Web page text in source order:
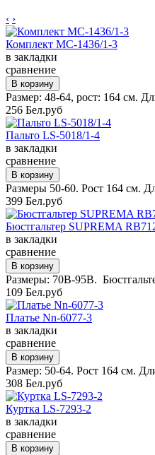
‹ ›
Комплект MC-1436/1-3
в закладки
сравнение
Размер: 48-64, рост: 164 см.
256 Бел.руб
Пальто LS-5018/1-4
в закладки
сравнение
Размеры 50-60. Рост 164 см.
399 Бел.руб
Бюстгальтер SUPREMA
в закладки
сравнение
Размеры: 70B-95B.
109 Бел.руб
Платье Nn-6077-3
в закладки
сравнение
Размер: 50-64. Рост 164 см.
308 Бел.руб
Куртка LS-7293-2
в закладки
сравнение